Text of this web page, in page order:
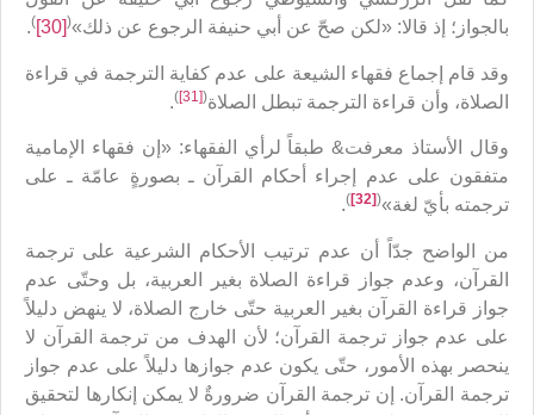
بالجواز؛ إذ قالا: «لكن صحّ عن أبي حنيفة الرجوع عن ذلك»(
[30]
)
.
وقد قام إجماع فقهاء الشيعة على عدم كفاية الترجمة في قراءة
الصلاة، وأن قراءة الترجمة تبطل الصلاة(
[31]
)
.
وقال الأستاذ معرفت& طبقاً لرأي الفقهاء: «إن فقهاء الإمامية
متفقون على عدم إجراء أحكام القرآن ـ بصورةٍ عامّة ـ على
ترجمته بأيّ لغة»(
[32]
)
.
من الواضح جدّاً أن عدم ترتيب الأحكام الشرعية على ترجمة
القرآن، وعدم جواز قراءة الصلاة بغير العربية، بل وحتّى عدم
جواز قراءة القرآن بغير العربية حتّى خارج الصلاة، لا ينهض دليلاً
على عدم جواز ترجمة القرآن؛ لأن الهدف من ترجمة القرآن لا
ينحصر بهذه الأمور، حتّى يكون عدم جوازها دليلاً على عدم جواز
ترجمة القرآن. إن ترجمة القرآن ضرورةٌ لا يمكن إنكارها لتحقيق